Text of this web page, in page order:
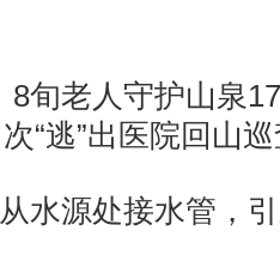
源处接水管，引